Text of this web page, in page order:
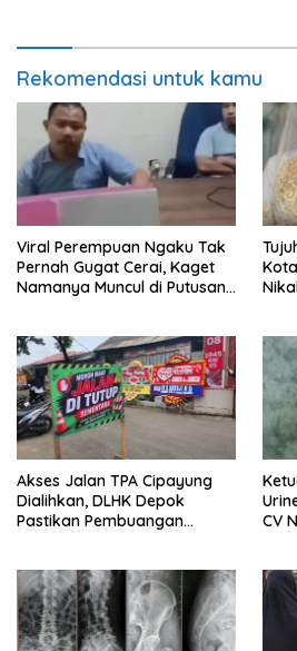
Rekomendasi untuk kamu
Viral Perempuan Ngaku Tak
Pernah Gugat Cerai, Kaget
Namanya Muncul di Putusan
Akses Jalan TPA Cipayung
Dialihkan, DLHK Depok
Pastikan Pembuangan
CV